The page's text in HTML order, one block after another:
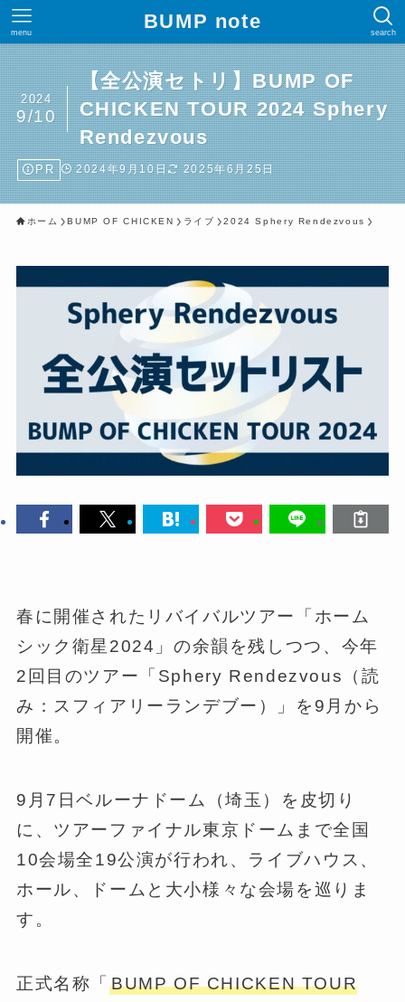
BUMP note search
menu
【全公演セトリ】BUMP OF
CHICKEN TOUR 2024 Sphery
Rendezvous
2024
9/10
PR 2024年9月10日 2025年6月25日
ホーム BUMP OF CHICKEN ライブ 2024 Sphery Rendezvous
春に開催されたリバイバルツアー「ホーム
シック衛星2024」の余韻を残しつつ、今年
2回目のツアー「Sphery Rendezvous（読
み：スフィアリーランデブー）」を9月から
開催。
9月7日ベルーナドーム（埼玉）を皮切り
に、ツアーファイナル東京ドームまで全国
10会場全19公演が行われ、ライブハウス、
ホール、ドームと大小様々な会場を巡りま
す。
正式名称「 BUMP OF CHICKEN TOUR